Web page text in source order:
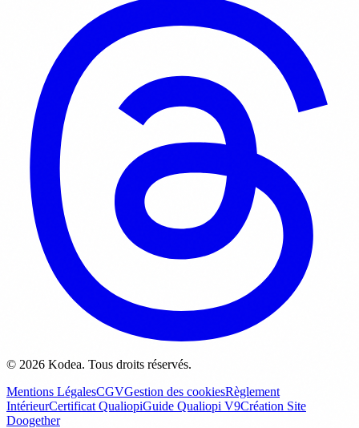
© 2026 Kodea. Tous droits réservés.
Mentions LégalesCGVGestion des cookiesRèglement
IntérieurCertificat QualiopiGuide Qualiopi V9Création Site
Doogether